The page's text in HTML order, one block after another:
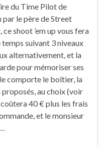
du Time Pilot de
le père de Street
shoot ’em up vous fera
suivant 3 niveaux
alternativement, et la
pour mémoriser ses
comporte le boîtier, la
au choix (voir
40 € plus les frais
et le monsieur